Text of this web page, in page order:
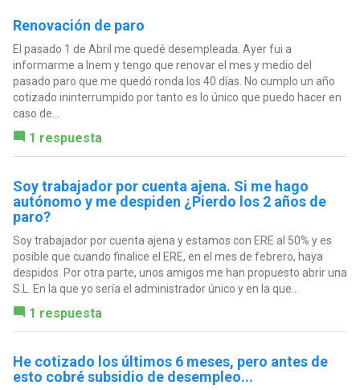
Renovación de paro
El pasado 1 de Abril me quedé desempleada. Ayer fui a
informarme a Inem y tengo que renovar el mes y medio del
pasado paro que me quedó ronda los 40 días. No cumplo un año
cotizado ininterrumpido por tanto es lo único que puedo hacer en
caso de...
1 respuesta
Soy trabajador por cuenta ajena. Si me hago
autónomo y me despiden ¿Pierdo los 2 años de
paro?
Soy trabajador por cuenta ajena y estamos con ERE al 50% y es
posible que cuando finalice el ERE, en el mes de febrero, haya
despidos. Por otra parte, unos amigos me han propuesto abrir una
S.L. En la que yo sería el administrador único y en la que...
1 respuesta
He cotizado los últimos 6 meses, pero antes de
esto cobré subsidio de desempleo...